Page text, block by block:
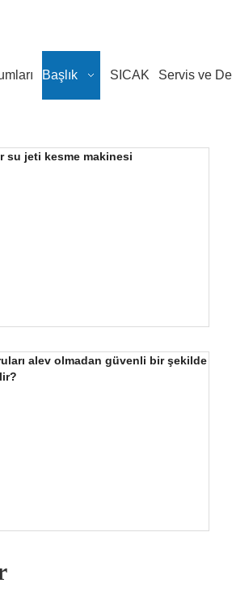
Başlık SICAK Servis ve
su jeti kesme makinesi
alev olmadan güvenli bir şekilde